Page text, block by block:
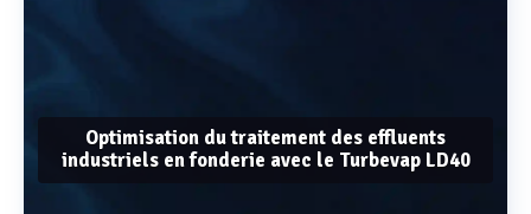
Optimisation du traitement des effluents
industriels en fonderie avec le Turbevap LD40